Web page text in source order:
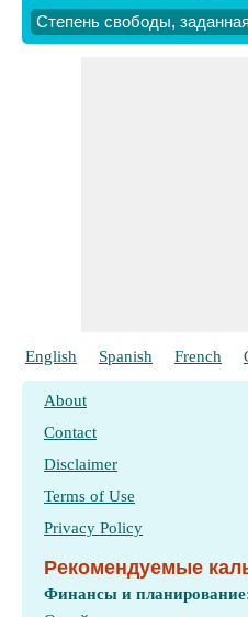
Степень свободы,
English Spanish French
About
Contact
Disclaimer
Terms of Use
Privacy Policy
Рекомендуемые
Финансы и